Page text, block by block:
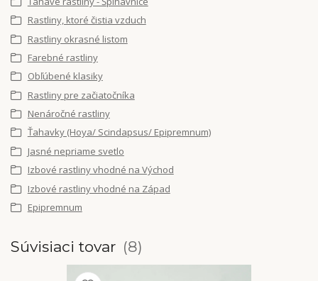
Rastliny, ktoré čistia vzduch
Rastliny okrasné listom
Farebné rastliny
Obľúbené klasiky
Rastliny pre začiatočníka
Nenáročné rastliny
Ťahavky (Hoya/ Scindapsus/ Epipremnum)
Jasné nepriame svetlo
Izbové rastliny vhodné na Východ
Izbové rastliny vhodné na Západ
Epipremnum
Súvisiaci tovar 8